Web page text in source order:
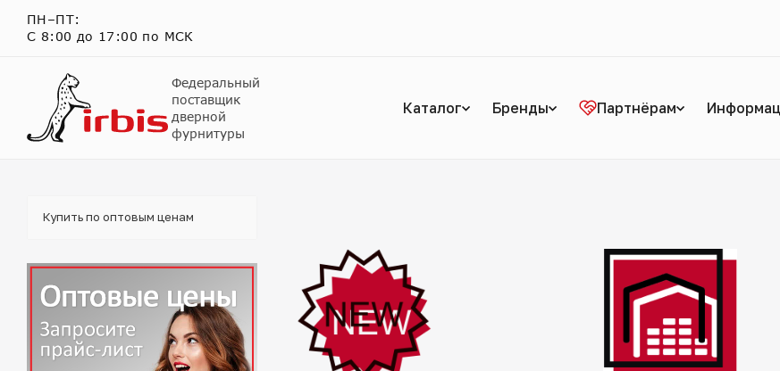
ПН–ПТ:
С 8:00 до 17:00 по МСК
Федеральный
поставщик
дверной
фурнитуры
Каталог Бренды Партнёрам
Купить по оптовым ценам